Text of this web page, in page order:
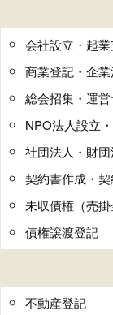
会社設立・起
商業登記・企
総会招集・運営
NPO法人設立
社団法人・財
契約書作成・
未収債権（売
債権譲渡登記
不動産登記